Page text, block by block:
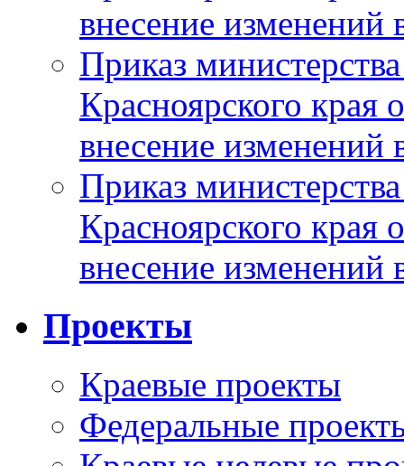
внесение изменений
Приказ
Красноярского
внесение изменений
Приказ
Красноярского
внесение изменений
Проекты
Краевые проекты
Федеральные